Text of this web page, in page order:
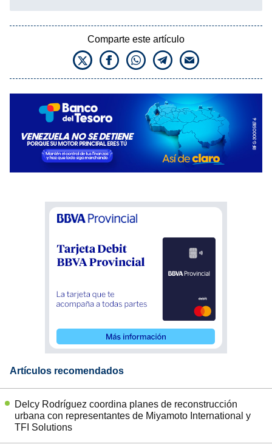
Comparte este artículo
Artículos recomendados
Delcy Rodríguez coordina planes de reconstrucción
urbana con representantes de Miyamoto International y
TFI Solutions